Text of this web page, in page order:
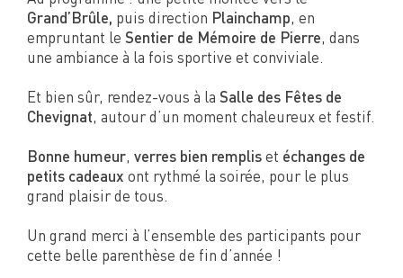
Grand’Brûle, puis direction Plainchamp, en
empruntant le Sentier de Mémoire de Pierre, dans
une ambiance à la fois sportive et conviviale.
Et bien sûr, rendez-vous à la Salle des Fêtes de
Chevignat, autour d’un moment chaleureux et festif.
Bonne humeur, verres bien rempliset échanges de
petits cadeaux ont rythmé la soirée, pour le plus
grand plaisir de tous.
Un grand merci à l’ensemble des participants pour
cette belle parenthèse de fin d’année !